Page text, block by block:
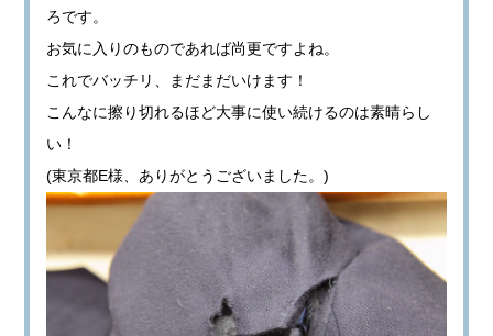
ろです。
お気に入りのものであれば尚更ですよね。
これでバッチリ、まだまだいけます！
こんなに擦り切れるほど大事に使い続けるのは素晴らし
い！
(東京都E様、ありがとうございました。)